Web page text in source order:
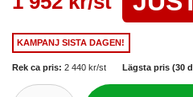
KAMPANJSISTA DAGEN!
Rek ca pris: 2 440 kr/st Lägsta pris (30